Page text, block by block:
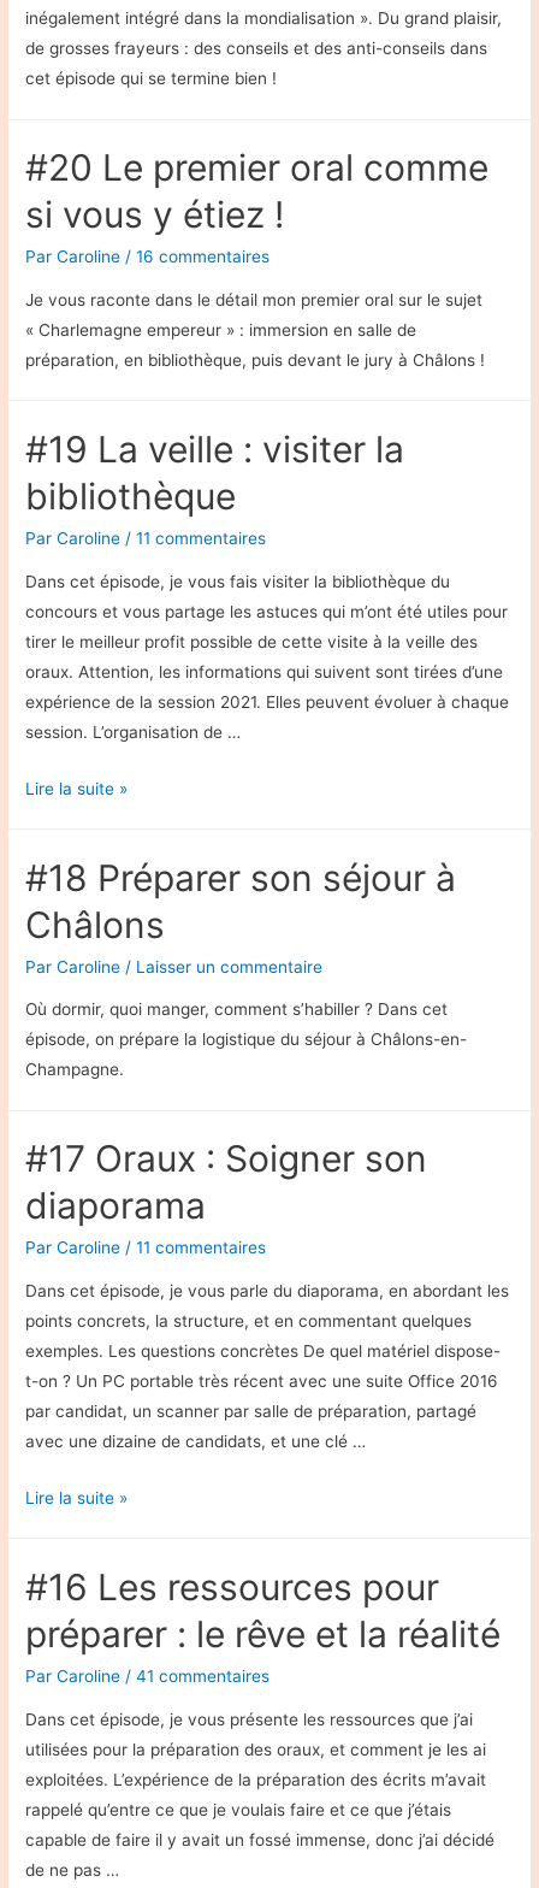
inégalement intégré dans la mondialisation ». Du grand plaisir,
de grosses frayeurs : des conseils et des anti-conseils dans
cet épisode qui se termine bien !
#20 Le premier oral comme
si vous y étiez !
ParCaroline /16 commentaires
Je vous raconte dans le détail mon premier oral sur le sujet
« Charlemagne empereur » : immersion en salle de
préparation, en bibliothèque, puis devant le jury à Châlons !
#19 La veille : visiter la
bibliothèque
ParCaroline /11 commentaires
Dans cet épisode, je vous fais visiter la bibliothèque du
concours et vous partage les astuces qui m’ont été utiles pour
tirer le meilleur profit possible de cette visite à la veille des
oraux. Attention, les informations qui suivent sont tirées d’une
expérience de la session 2021. Elles peuvent évoluer à chaque
session. L’organisation de …
#19
:
visiter
la
bibliothèque
Lire la suite »
#18 Préparer son séjour à
Châlons
ParCaroline / Laisser un commentaire
Où dormir, quoi manger, comment s’habiller ? Dans cet
épisode, on prépare la logistique du séjour à Châlons-en-
Champagne.
#17 Oraux : Soigner son
diaporama
ParCaroline /11 commentaires
Dans cet épisode, je vous parle du diaporama, en abordant les
points concrets, la structure, et en commentant quelques
exemples. Les questions concrètes De quel matériel dispose-
t-on ? Un PC portable très récent avec une suite Office 2016
par candidat, un scanner par salle de préparation, partagé
avec une dizaine de candidats, et une clé …
#17
Soigner
diaporama
Lire la suite »
#16 Les ressources pour
préparer : le rêve et la réalité
ParCaroline /41 commentaires
Dans cet épisode, je vous présente les ressources que j’ai
utilisées pour la préparation des oraux, et comment je les ai
exploitées. L’expérience de la préparation des écrits m’avait
rappelé qu’entre ce que je voulais faire et ce que j’étais
capable de faire il y avait un fossé immense, donc j’ai décidé
de ne pas …